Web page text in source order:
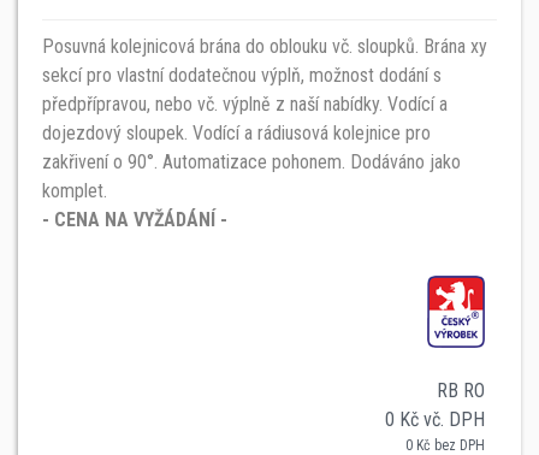
Posuvná kolejnicová brána do oblouku vč. sloupků. Brána xy
sekcí pro vlastní dodatečnou výplň, možnost dodání s
předpřípravou, nebo vč. výplně z naší nabídky. Vodící a
dojezdový sloupek. Vodící a rádiusová kolejnice pro
zakřivení o 90°. Automatizace pohonem. Dodáváno jako
komplet.
- CENA NA VYŽÁDÁNÍ -
RB RO
0 Kč vč. DPH
0 Kč bez DPH